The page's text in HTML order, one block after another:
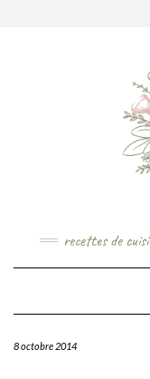
recettes de
8 octobre 2014